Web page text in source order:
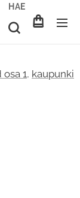
HAE
1, kaupunki